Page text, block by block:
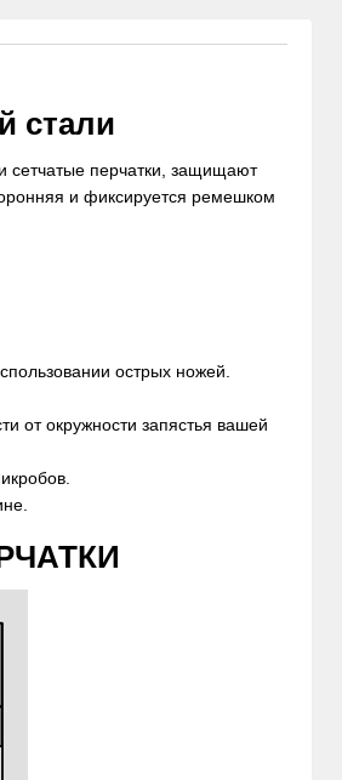
стали
сетчатые перчатки, защищают
и фиксируется ремешком
острых ножей.
от окружности запястья вашей